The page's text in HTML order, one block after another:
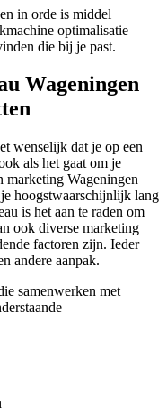
in orde is middel
optimalisatie
die bij je past.
Wageningen
wenselijk dat je op een
als het gaat om je
marketing Wageningen
hoogstwaarschijnlijk lang
is het aan te raden om
ook diverse marketing
factoren zijn. Ieder
andere aanpak.
samenwerken met